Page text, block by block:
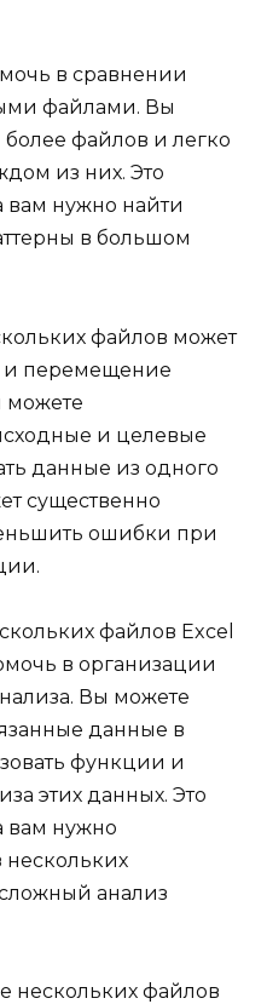
в сравнении
файлами. Вы
файлов и легко
из них. Это
вам нужно найти
в большом
файлов может
и перемещение
и целевые
данные из одного
существенно
ошибки при
файлов Excel
в организации
Вы можете
данные в
функции и
этих данных. Это
вам нужно
нескольких
анализ
нескольких файлов